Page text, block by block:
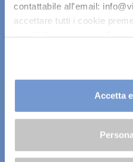
contattabile all'email:
accettare tutti i cookie
"Personalizza". Al fine di
visualizzare le informazioni
"gestione
cookie.
Accetta
Sito finanziato interamente dalla
"Bando distretti del commercio